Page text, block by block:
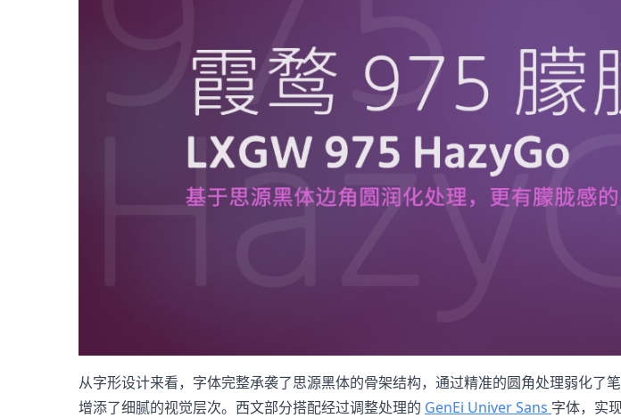
从字形设计来看，字体完整承袭了思源黑体的骨架结构，通过精准的圆角处理弱化
增添了细腻的视觉层次。西文部分搭配经过调整处理的 GenEi Univer Sans 字体，实